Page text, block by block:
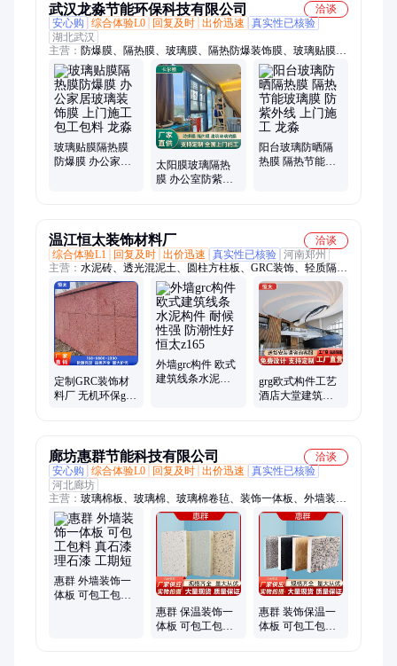
武汉龙淼节能环保科技有限公司
洽谈
安心购
综合体验L0 回复及时 出价迅速
真实性已核验
湖北武汉
主营： 防爆膜、隔热膜、玻璃膜、隔热防爆装饰膜、玻璃贴膜、
保护贴膜、隔热贴膜、防爆贴膜、隐私贴膜、电梯炫彩膜、隔热
防晒膜、防爆隐私膜、隔热保护膜、窗户保护膜、玻璃保护膜、
防爆保护膜、玻璃幕墙贴膜、白色圆点渐变膜、室内保护隐私
膜、玻璃单向透视膜、建筑玻璃贴膜
玻璃贴膜隔热膜
防爆膜 办公家居
太阳膜玻璃隔热
膜 办公室防紫外
阳台玻璃防晒隔
热膜 隔热节能玻
温江恒太装饰材料厂
洽谈
综合体验L1
回复及时 出价迅速 真实性已核验 河南郑州
主营： 水泥砖、透光混泥土、圆柱方柱板、GRC装饰、轻质隔墙
板、别墅外墙线条、石膏格栅、grg材料、grc线条、grc轻质隔墙
板、grc板、uhpc高强混泥土、eps构件、石膏线条
定制GRC装饰材
料厂 无机环保grg
外墙grc构件 欧式
建筑线条水泥构
grg欧式构件工艺
酒店大堂建筑装
廊坊惠群节能科技有限公司
洽谈
安心购
综合体验L0 回复及时 出价迅速
真实性已核验
河北廊坊
主营： 玻璃棉板、玻璃棉、玻璃棉卷毡、装饰一体板、外墙装饰
一体板、硅酸铝卷毡、柔性防火卷材、岩棉板、岩棉复合板、橡
塑板、橡塑管、硅酸铝管、硅酸铝板、岩棉管、玻璃棉管、聚氨
酯板、硅酸盐管、防火岩棉、岩棉保温板、彩色橡塑管、B1级橡
塑保温板、硅酸铝针刺毯、陶瓷纤维针刺毯、硅酸铝柔性防火包
裹、B1级橡塑板
惠群 外墙装饰一
体板 可包工包料
惠群 保温装饰一
体板 可包工包料
惠群 装饰保温一
体板 可包工包料